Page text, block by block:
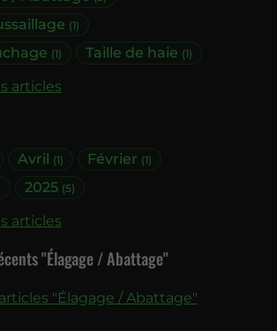
(1)
(1) Taille de haie (1)
articles
Avril (1) Février (1)
2025 (5)
articles
"Élagage / Abattage"
"Élagage / Abattage"